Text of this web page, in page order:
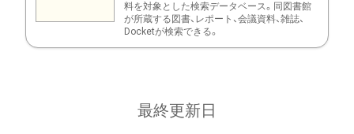
料を対象とした検索データベース。同図書館
が所蔵する図書、レポート、会議資料、雑誌、
Docketが検索できる。
最終更新日